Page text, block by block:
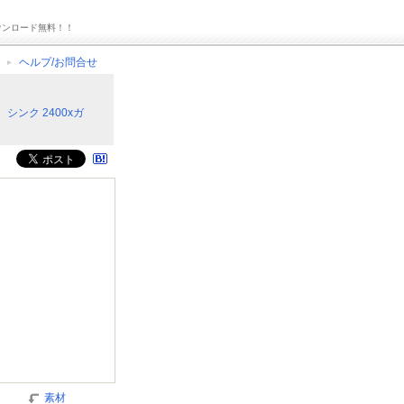
ロード無料！！
ヘルプ/お問合せ
シンク 2400xガ
素材